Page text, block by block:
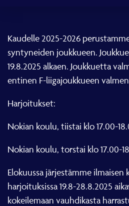
Kaudelle 2025-2026
syntyneiden joukkueen.
19.8.2025 alkaen. Joukkuetta
entinen F-liigajoukkueen
Harjoitukset:
Nokian koulu, tiistai klo 17.00-
Nokian koulu, torstai klo 17.00-
Elokuussa järjestämme ilmaisen
harjoituksissa 19.8-28.8.2025
kokeilemaan vauhdikasta